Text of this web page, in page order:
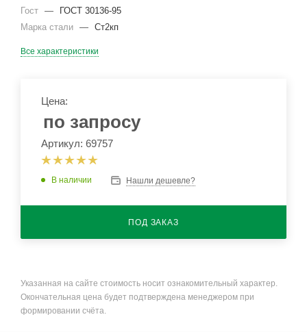
Гост —
ГОСТ 30136-95
Марка стали — Ст2кп
Все характеристики
Цена:
по запросу
Артикул: 69757
В наличии Нашли дешевле?
ПОД ЗАКАЗ
Указанная на сайте стоимость носит ознакомительный характер.
Окончательная цена будет подтверждена менеджером при
формировании счёта.